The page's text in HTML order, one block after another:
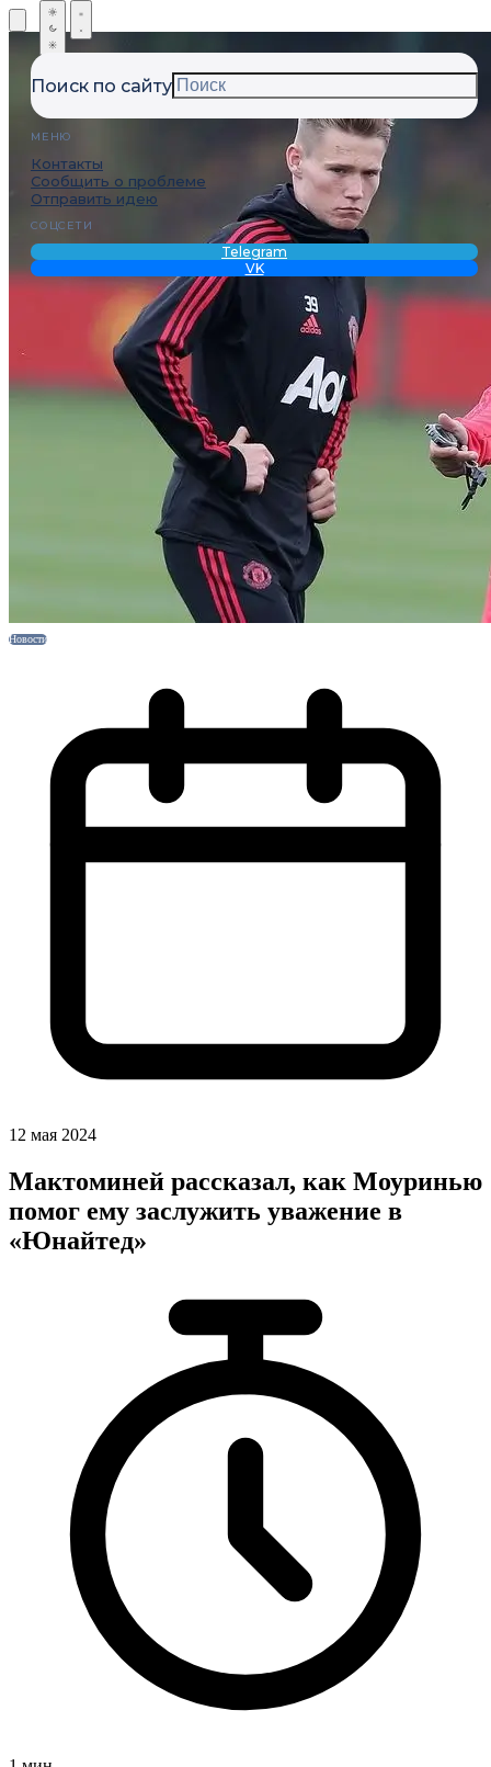
Поиск по сайту
МЕНЮ
Контакты
Сообщить о проблеме
Отправить идею
СОЦСЕТИ
Telegram
VK
Новости
12 мая 2024
Мактоминей рассказал, как Моуринью
помог ему заслужить уважение в
«Юнайтед»